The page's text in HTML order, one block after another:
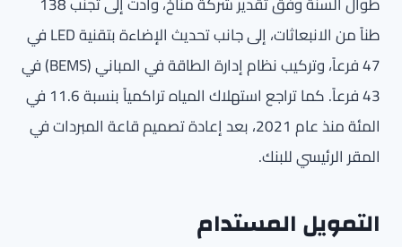
طناً من الانبعاثات، إلى جانب تحديث الإضاءة بتقنية LED في
47 فرعاً، وتركيب نظام إدارة الطاقة في المباني (BEMS) في
43 فرعاً. كما تراجع استهلاك المياه تراكمياً بنسبة 11.6 في
المئة منذ عام 2021، بعد إعادة تصميم قاعة المبردات في
المقر الرئيسي للبنك.
التمويل المستدام